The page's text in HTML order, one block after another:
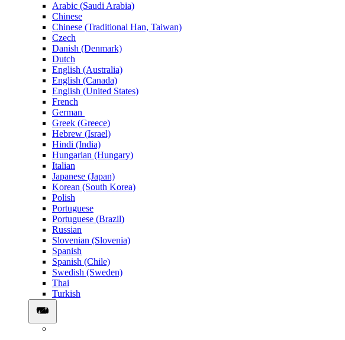
Arabic (Saudi Arabia)
Chinese
Chinese (Traditional Han, Taiwan)
Czech
Danish (Denmark)
Dutch
English (Australia)
English (Canada)
English (United States)
French
German
Greek (Greece)
Hebrew (Israel)
Hindi (India)
Hungarian (Hungary)
Italian
Japanese (Japan)
Korean (South Korea)
Polish
Portuguese
Portuguese (Brazil)
Russian
Slovenian (Slovenia)
Spanish
Spanish (Chile)
Swedish (Sweden)
Thai
Turkish